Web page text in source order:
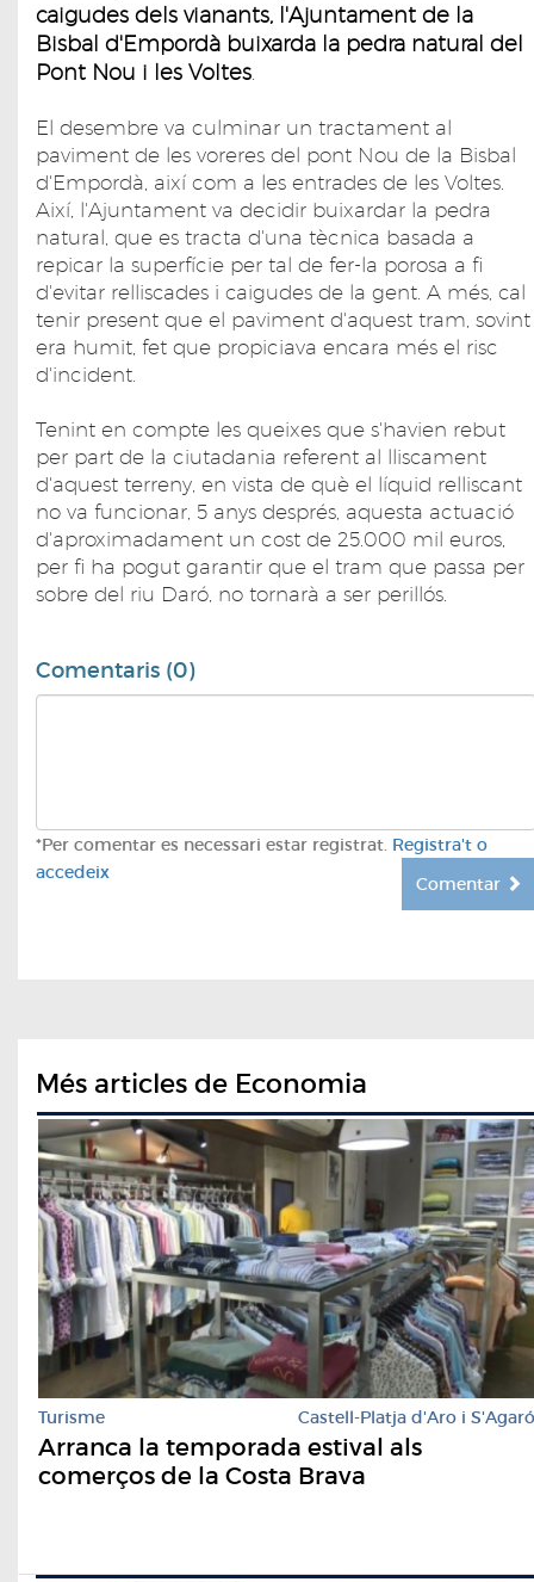
caigudes dels vianants, l'Ajuntament de la
Bisbal d'Empordà buixarda la pedra natural del
Pont Nou i les Voltes
El desembre va culminar un tractament al
paviment de les voreres del pont Nou de la Bisbal
d'Empordà, així com a les entrades de les Voltes.
Així, l'Ajuntament va decidir buixardar la pedra
natural, que es tracta d'una tècnica basada a
repicar la superfície per tal de fer-la porosa a fi
d'evitar relliscades i caigudes de la gent. A més, cal
tenir present que el paviment d'aquest tram, sovint
era humit, fet que propiciava encara més el risc
d'incident.
Tenint en compte les queixes que s'havien rebut
per part de la ciutadania referent al lliscament
d'aquest terreny, en vista de què el líquid relliscant
no va funcionar, 5 anys després, aquesta actuació
d'aproximadament un cost de 25.000 mil euros,
per fi ha pogut garantir que el tram que passa per
sobre del riu Daró, no tornarà a ser perillós.
Comentaris (0)
*Per comentar es necessari estar registrat. Registra't o
accedeix
Comentar
Més articles de Economia
Turisme Castell-Platja d'Aro i S'Agaró
Arranca la temporada estival als
comerços de la Costa Brava